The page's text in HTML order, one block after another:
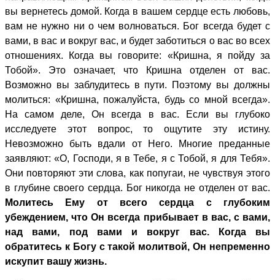
вы вернетесь домой. Когда в вашем сердце есть любовь,
вам не нужно ни о чем волноваться. Бог всегда будет с
вами, в вас и вокруг вас, и будет заботиться о вас во всех
отношениях. Когда вы говорите: «Кришна, я пойду за
Тобой». Это означает, что Кришна отделен от вас.
Возможно вы заблудитесь в пути. Поэтому вы должны
молиться: «Кришна, пожалуйста, будь со мной всегда».
На самом деле, Он всегда в вас. Если вы глубоко
исследуете этот вопрос, то ощутите эту истину.
Невозможно быть вдали от Него. Многие преданные
заявляют: «О, Господи, я в Тебе, я с Тобой, я для Тебя».
Они повторяют эти слова, как попугаи, не чувствуя этого
в глубине своего сердца. Бог никогда не отделен от вас.
Молитесь Ему от всего сердца с глубоким
убеждением, что Он всегда прибывает в вас, с вами,
над вами, под вами и вокруг вас. Когда вы
обратитесь к Богу с такой молитвой, Он непременно
искупит вашу жизнь.